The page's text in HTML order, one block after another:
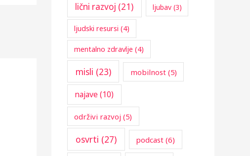
lični razvoj (21) ljubav(3)
ljudski resursi (4)
mentalno zdravlje (4)
misli (23) mobilnost(5)
najave(10)
održivi razvoj (5)
osvrti (27) podcast (6)